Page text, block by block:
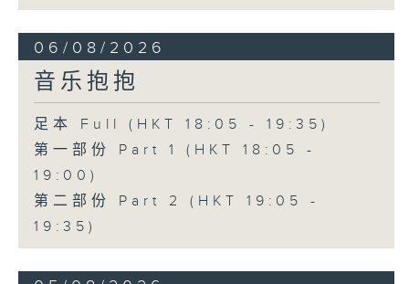
06/08/2026
音乐抱抱
足本 Full (HKT 18:05 - 19:35)
第一部份 Part 1 (HKT 18:05 -
19:00)
第二部份 Part 2 (HKT 19:05 -
19:35)